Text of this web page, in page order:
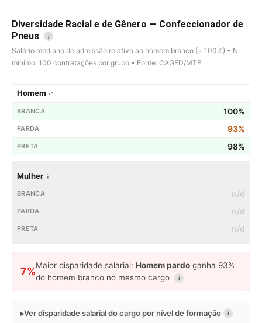
Diversidade Racial e de Gênero — Confeccionador de
Pneus
i
Salário mediano de admissão relativo ao homem branco (= 100%) • N
mínimo: 100 contratações por grupo • Fonte: CAGED/MTE
Homem ♂
100%
93%
98%
Mulher ♀
n/d
n/d
n/d
7%
Maior disparidade salarial: Homem pardo ganha 93%
do homem branco no mesmo cargo
i
Ver disparidade salarial do cargo por nível de formação i